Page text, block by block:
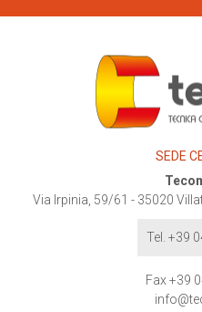
SEDE
Via Irpinia, 59/61 - 35020
Tel. +39
Fax +39